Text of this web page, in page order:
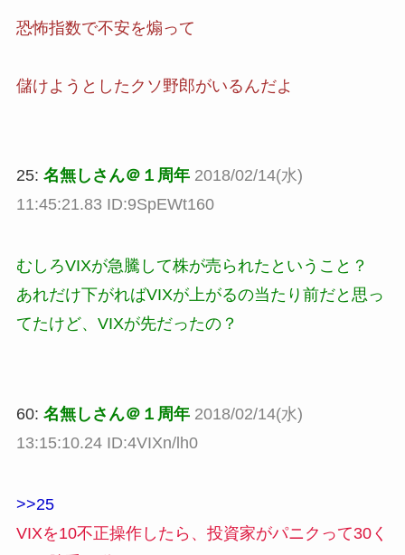
恐怖指数で不安を煽って
儲けようとしたクソ野郎がいるんだよ
25: 名無しさん＠１周年 2018/02/14(水)
11:45:21.83 ID:9SpEWt160
むしろVIXが急騰して株が売られたということ？
あれだけ下がればVIXが上がるの当たり前だと思っ
てたけど、VIXが先だったの？
60: 名無しさん＠１周年 2018/02/14(水)
13:15:10.24 ID:4VIXn/lh0
>>25
VIXを10不正操作したら、投資家がパニクって30く